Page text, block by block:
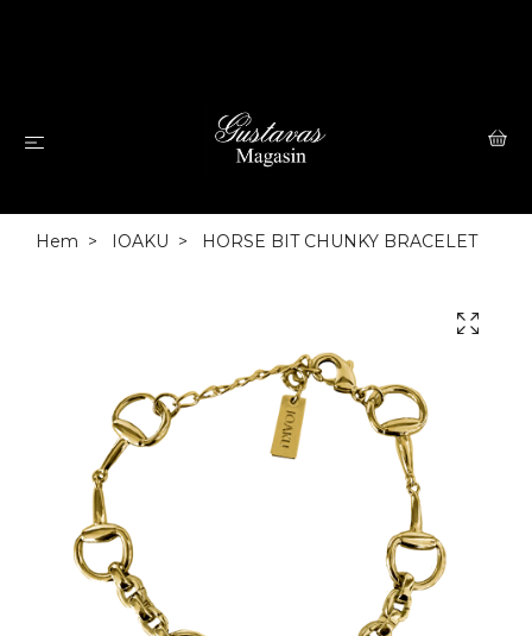
Hem IOAKU HORSE BIT CHUNKY BRACELET